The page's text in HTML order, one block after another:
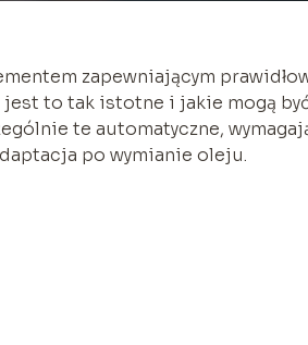
zapewniającym
jest to tak istotne i jakie mogą
te automatyczne,
po wymianie oleju.